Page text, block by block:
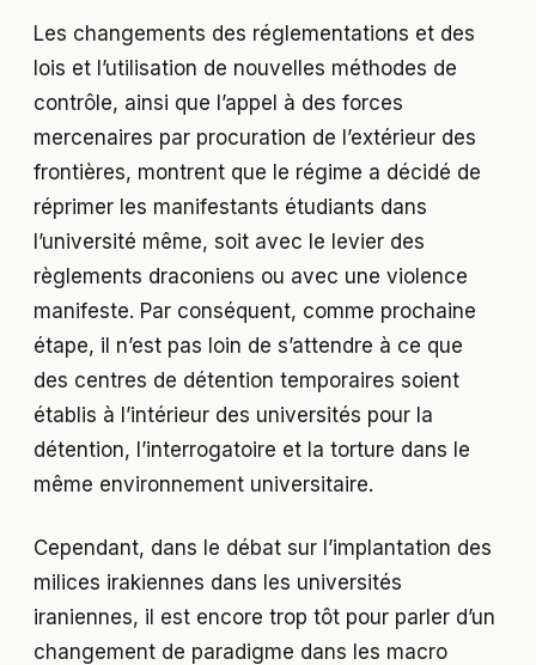
Les changements des réglementations et des
lois et l’utilisation de nouvelles méthodes de
contrôle, ainsi que l’appel à des forces
mercenaires par procuration de l’extérieur des
frontières, montrent que le régime a décidé de
réprimer les manifestants étudiants dans
l’université même, soit avec le levier des
règlements draconiens ou avec une violence
manifeste. Par conséquent, comme prochaine
étape, il n’est pas loin de s’attendre à ce que
des centres de détention temporaires soient
établis à l’intérieur des universités pour la
détention, l’interrogatoire et la torture dans le
même environnement universitaire.
Cependant, dans le débat sur l’implantation des
milices irakiennes dans les universités
iraniennes, il est encore trop tôt pour parler d’un
changement de paradigme dans les macro